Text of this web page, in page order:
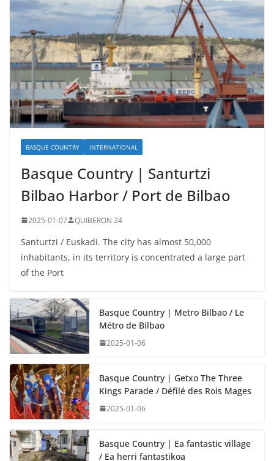
BASQUE COUNTRY INTERNATIONAL
Basque Country | Santurtzi
Bilbao Harbor / Port de Bilbao
2025-01-07 QUIBERON 24
Santurtzi / Euskadi. The city has almost 50,000
inhabitants, in its territory is concentrated a large part
of the Port
Basque Country | Metro Bilbao / Le
Métro de Bilbao
2025-01-06
Basque Country | Getxo The Three
Kings Parade / Défilé des Rois Mages
2025-01-06
Basque Country | Ea fantastic village
/ Ea herri fantastikoa